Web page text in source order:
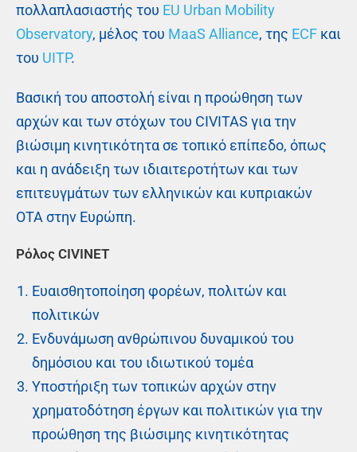
πολλαπλασιαστής του EU Urban Mobility
Observatory, μέλος του MaaS Alliance, της ECF και
του UITP.
Βασική του αποστολή είναι η προώθηση των
αρχών και των στόχων του CIVITAS για την
βιώσιμη κινητικότητα σε τοπικό επίπεδο, όπως
και η ανάδειξη των ιδιαιτεροτήτων και των
επιτευγμάτων των ελληνικών και κυπριακών
ΟΤΑ στην Ευρώπη.
Ρόλος CIVINET
Ευαισθητοποίηση φορέων, πολιτών και
πολιτικών
Ενδυνάμωση ανθρώπινου δυναμικού του
δημόσιου και του ιδιωτικού τομέα
Υποστήριξη των τοπικών αρχών στην
χρηματοδότηση έργων και πολιτικών για την
προώθηση της βιώσιμης κινητικότητας